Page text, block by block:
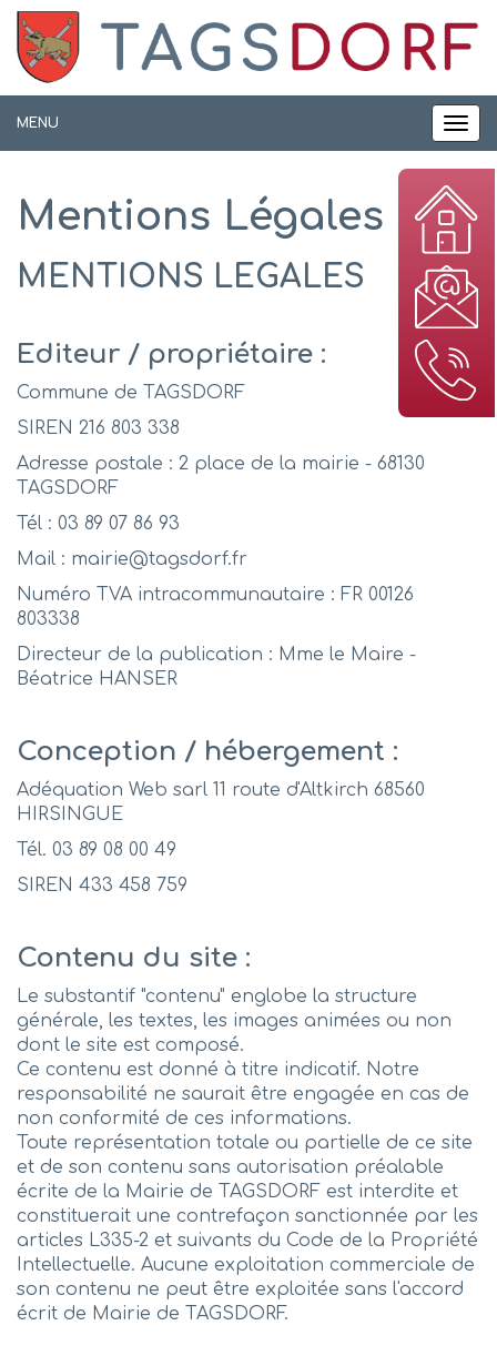
MENU
Mentions Légales
MENTIONS LEGALES
Editeur / propriétaire :
Commune de TAGSDORF
SIREN 216 803 338
Adresse postale : 2 place de la mairie - 68130
TAGSDORF
Tél : 03 89 07 86 93
Mail : mairie@tagsdorf.fr
Numéro TVA intracommunautaire : FR 00126
803338
Directeur de la publication : Mme le Maire -
Béatrice HANSER
Conception / hébergement :
Adéquation Web sarl 11 route d'Altkirch 68560
HIRSINGUE
Tél. 03 89 08 00 49
SIREN 433 458 759
Contenu du site :
Le substantif "contenu" englobe la structure
générale, les textes, les images animées ou non
dont le site est composé.
Ce contenu est donné à titre indicatif. Notre
responsabilité ne saurait être engagée en cas de
non conformité de ces informations.
Toute représentation totale ou partielle de ce site
et de son contenu sans autorisation préalable
écrite de la Mairie de TAGSDORF est interdite et
constituerait une contrefaçon sanctionnée par les
articles L335-2 et suivants du Code de la Propriété
Intellectuelle. Aucune exploitation commerciale de
son contenu ne peut être exploitée sans l'accord
écrit de Mairie de TAGSDORF.
Panneau de gestion des cookies